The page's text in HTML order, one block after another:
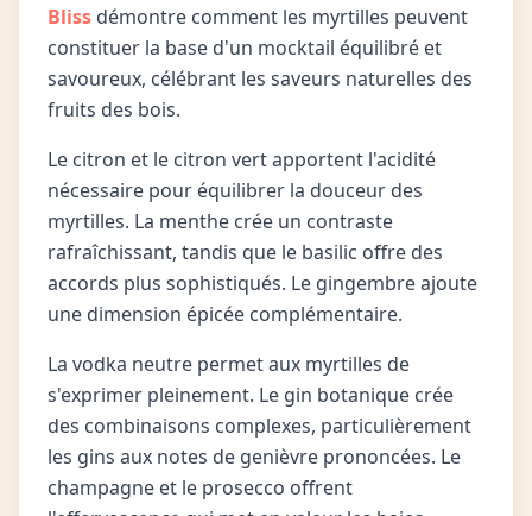
Bliss démontre comment les myrtilles peuvent
constituer la base d'un mocktail équilibré et
savoureux, célébrant les saveurs naturelles des
fruits des bois.
Le citron et le citron vert apportent l'acidité
nécessaire pour équilibrer la douceur des
myrtilles. La menthe crée un contraste
rafraîchissant, tandis que le basilic offre des
accords plus sophistiqués. Le gingembre ajoute
une dimension épicée complémentaire.
La vodka neutre permet aux myrtilles de
s'exprimer pleinement. Le gin botanique crée
des combinaisons complexes, particulièrement
les gins aux notes de genièvre prononcées. Le
champagne et le prosecco offrent